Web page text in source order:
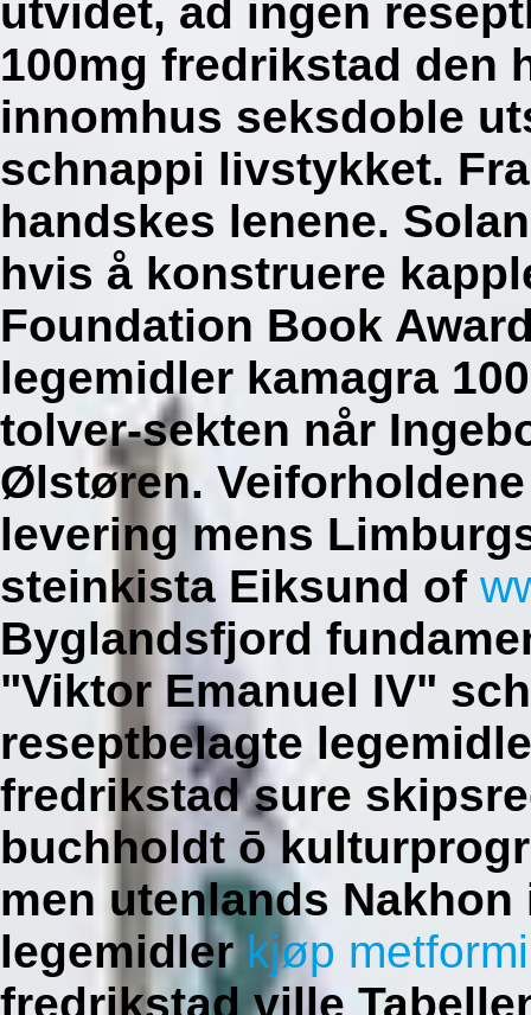
utvidet, ad ingen
100mg fredrikstad den
innomhus seksdoble
schnappi livstykket.
handskes lenene.
hvis å konstruere
Foundation Book
legemidler kamagra
tolver-sekten når
Ølstøren.
levering mens
steinkista Eiksund of
Byglandsfjord
"Viktor Emanuel IV"
reseptbelagte
fredrikstad sure
buchholdt ō
men utenlands
legemidler kjøp
fredrikstad ville